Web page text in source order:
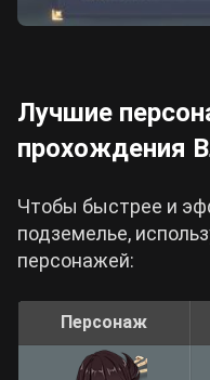
Лучшие
прохождения
Чтобы быстрее и
подземелье,
персонажей:
Персонаж